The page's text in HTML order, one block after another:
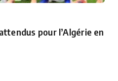
pour l’Algérie en